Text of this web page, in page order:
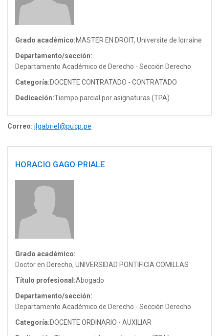
Grado académico:MASTER EN DROIT, Universite de lorraine
Departamento/sección:
Departamento Académico de Derecho - Sección Derecho
Categoría:DOCENTE CONTRATADO - CONTRATADO
Dedicación:Tiempo parcial por asignaturas (TPA)
Correo: jlgabriel@pucp.pe
HORACIO GAGO PRIALE
Grado académico:
Doctor en Derecho, UNIVERSIDAD PONTIFICIA COMILLAS
Título profesional:Abogado
Departamento/sección:
Departamento Académico de Derecho - Sección Derecho
Categoría:DOCENTE ORDINARIO - AUXILIAR